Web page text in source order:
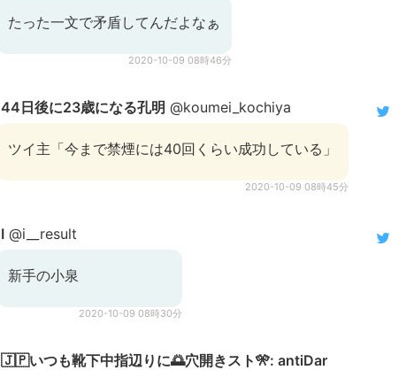
たった一文で矛盾してんだよなぁ
2020-10-09 08時46分
44日後に23歳になる孔明 @koumei_kochiya
ツイ主「今まで禁煙には40回くらい成功している」
2020-10-09 08時45分
I @i__result
新手の小泉
2020-10-09 08時30分
🇯🇵いつも靴下中指辺りに🌅穴開きスト🎌: antiDar